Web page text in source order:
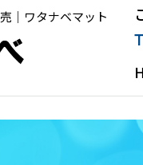
｜ワタナベマット